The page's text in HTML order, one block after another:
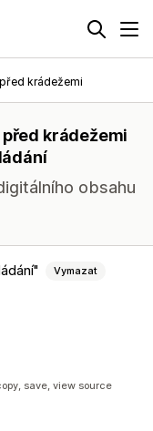
krádežemi
krádežemi
obsahu
Vymazat
save, view source